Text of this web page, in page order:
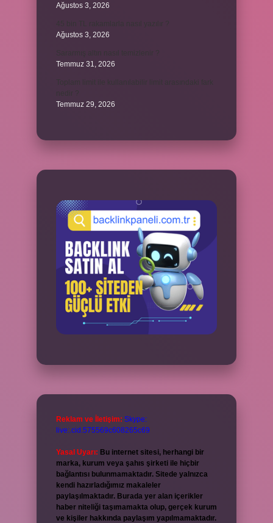
Ağustos 3, 2026
Ağustos 3, 2026
Temmuz 31, 2026
Temmuz 29, 2026
Reklam ve İletişim: Skype:
live:.cid.575569c608265c69
Yasal Uyarı: Bu internet sitesi, herhangi bir
marka, kurum veya şahıs şirketi ile hiçbir
bağlantısı bulunmamaktadır. Sitede yalnızca
kendi hazırladığımız makaleler
paylaşılmaktadır. Burada yer alan içerikler
haber niteliği taşımamakta olup, gerçek kurum
ve kişiler hakkında paylaşım yapılmamaktadır.